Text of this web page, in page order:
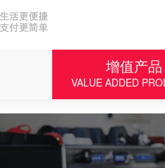
renzhen/source/core/run.php on
增值产品
VALUE ADDED